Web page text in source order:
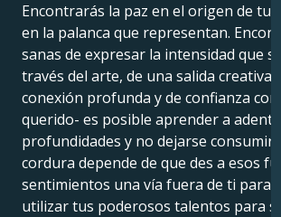
Encontrarás la paz en el origen de tus
en la palanca que representan.
sanas de expresar la intensidad que
través del arte, de una salida creativa o
conexión profunda y de confianza con
querido- es posible aprender a
profundidades y no dejarse consumir
cordura depende de que des a esos
sentimientos una vía fuera de ti para
utilizar tus poderosos talentos para